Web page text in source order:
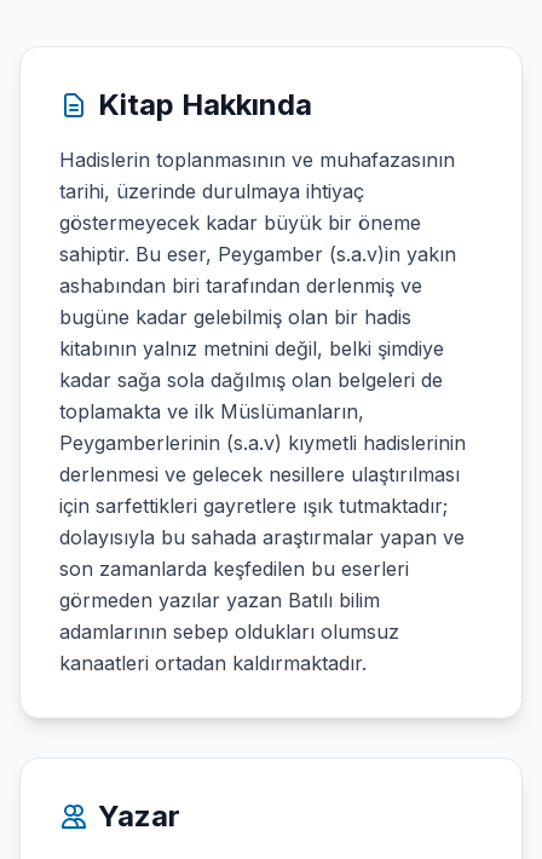
Kitap Hakkında
Hadislerin toplanmasının ve muhafazasının
tarihi, üzerinde durulmaya ihtiyaç
göstermeyecek kadar büyük bir öneme
sahiptir. Bu eser, Peygamber (s.a.v)in yakın
ashabından biri tarafından derlenmiş ve
bugüne kadar gelebilmiş olan bir hadis
kitabının yalnız metnini değil, belki şimdiye
kadar sağa sola dağılmış olan belgeleri de
toplamakta ve ilk Müslümanların,
Peygamberlerinin (s.a.v) kıymetli hadislerinin
derlenmesi ve gelecek nesillere ulaştırılması
için sarfettikleri gayretlere ışık tutmaktadır;
dolayısıyla bu sahada araştırmalar yapan ve
son zamanlarda keşfedilen bu eserleri
görmeden yazılar yazan Batılı bilim
adamlarının sebep oldukları olumsuz
kanaatleri ortadan kaldırmaktadır.
Yazar